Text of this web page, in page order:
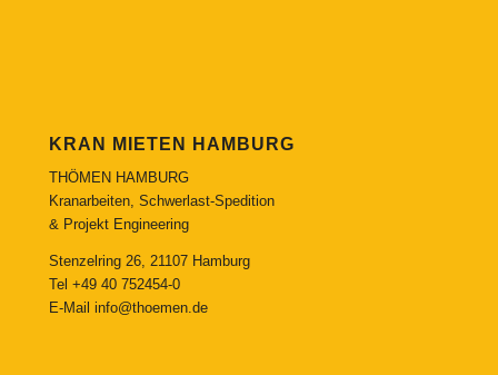
KRAN MIETEN HAMBURG
THÖMEN HAMBURG
Kranarbeiten, Schwerlast-Spedition
& Projekt Engineering
Stenzelring 26, 21107 Hamburg
Tel +49 40 752454-0
E-Mail info@thoemen.de